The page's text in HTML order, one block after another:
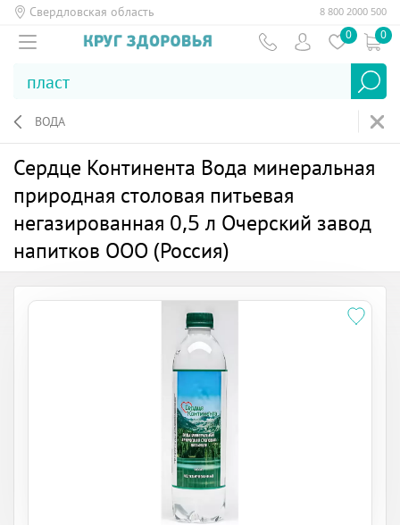
Свердловская область 8 800 2000 500
0 0
ВОДА
Сердце Континента Вода минеральная
природная столовая питьевая
негазированная 0,5 л Очерский завод
напитков ООО (Россия)